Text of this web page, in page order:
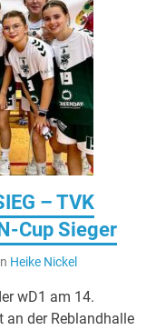
– TVK
Cup Sieger
Heike Nickel
wD1 am 14.
an der Reblandhalle